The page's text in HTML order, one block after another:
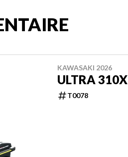
KAWASAKI 2026
ULTRA 310X
T0078